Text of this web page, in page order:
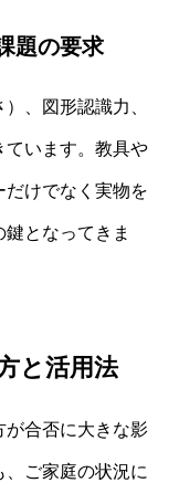
題の要求
、図形認識力、
ています。教具や
けでなく実物を
となってきま
と活用法
が合否に大きな影
ご家庭の状況に